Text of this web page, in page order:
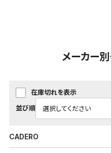
メーカー
在庫切れを表示
並び順
CADERO